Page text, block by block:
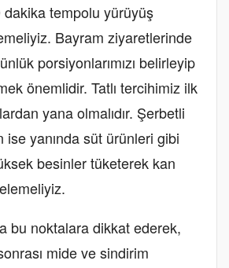
tempolu yürüyüş
Bayram ziyaretlerinde
porsiyonlarımızı belirleyip
önemlidir. Tatlı tercihimiz ilk
yana olmalıdır. Şerbetli
ise yanında süt ürünleri gibi
besinler tüketerek kan
bu noktalara dikkat ederek,
mide ve sindirim